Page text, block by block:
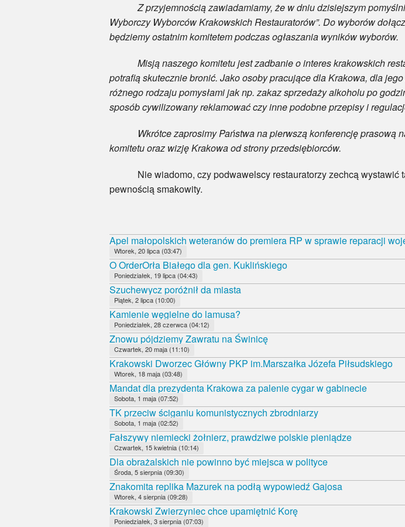
Z przyjemnością zawiadamiamy, że w dniu dzisiejszym
Wyborczy Wyborców Krakowskich Restauratorów”. Do wyborów
będziemy ostatnim komitetem podczas ogłaszania wyników wyborów.
Misją naszego komitetu jest zadbanie o interes krakowskich
potrafią skutecznie bronić. Jako osoby pracujące dla Krakowa, dla
różnego rodzaju pomysłami jak np. zakaz sprzedaży alkoholu po
sposób cywilizowany reklamować czy inne podobne przepisy i
Wkrótce zaprosimy Państwa na pierwszą konferencję prasową
komitetu oraz wizję Krakowa od strony przedsiębiorców.
Nie wiadomo, czy podwawelscy restauratorzy zechcą
pewnością smakowity.
Apel małopolskich weteranów do premiera RP w sprawie reparacji
Wtorek, 20 lipca (03:47)
O OrderOrła Białego dla gen. Kuklińskiego
Poniedziałek, 19 lipca (04:43)
Szuchewycz poróżnił da miasta
Piątek, 2 lipca (10:00)
Kamienie węgielne do lamusa?
Poniedziałek, 28 czerwca (04:12)
Znowu pójdziemy Zawratu na Świnicę
Czwartek, 20 maja (11:10)
Krakowski Dworzec Główny PKP im.Marszałka Józefa Piłsudskiego
Wtorek, 18 maja (03:48)
Mandat dla prezydenta Krakowa za palenie cygar w gabinecie
Sobota, 1 maja (07:52)
TK przeciw ściganiu komunistycznych zbrodniarzy
Sobota, 1 maja (02:52)
Fałszywy niemiecki żołnierz, prawdziwe polskie pieniądze
Czwartek, 15 kwietnia (10:14)
Dla obrażalskich nie powinno być miejsca w polityce
Środa, 5 sierpnia (09:30)
Znakomita replika Mazurek na podłą wypowiedź Gajosa
Wtorek, 4 sierpnia (09:28)
Krakowski Zwierzyniec chce upamiętnić Korę
Poniedziałek, 3 sierpnia (07:03)